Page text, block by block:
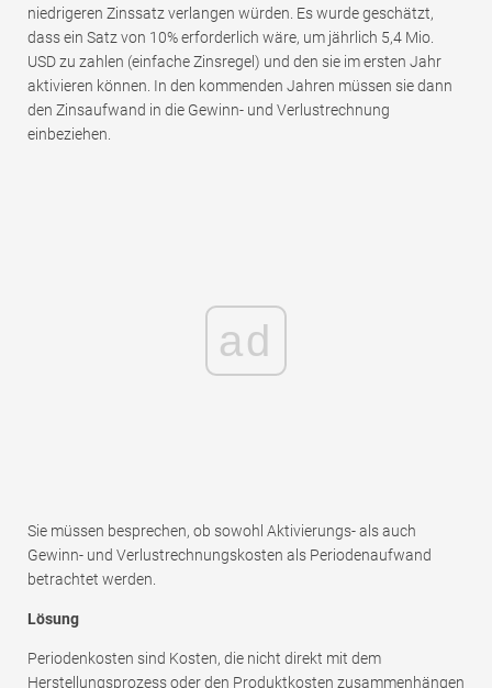
niedrigeren Zinssatz verlangen würden. Es wurde geschätzt,
dass ein Satz von 10% erforderlich wäre, um jährlich 5,4 Mio.
USD zu zahlen (einfache Zinsregel) und den sie im ersten Jahr
aktivieren können. In den kommenden Jahren müssen sie dann
den Zinsaufwand in die Gewinn- und Verlustrechnung
einbeziehen.
ad
Sie müssen besprechen, ob sowohl Aktivierungs- als auch
Gewinn- und Verlustrechnungskosten als Periodenaufwand
betrachtet werden.
Lösung
Periodenkosten sind Kosten, die nicht direkt mit dem
Herstellungsprozess oder den Produktkosten zusammenhängen